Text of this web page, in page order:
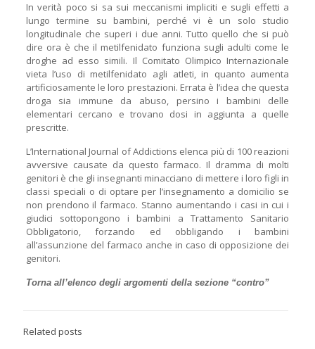
In verità poco si sa sui meccanismi impliciti e sugli effetti a
lungo termine su bambini, perché vi è un solo studio
longitudinale che superi i due anni. Tutto quello che si può
dire ora è che il metilfenidato funziona sugli adulti come le
droghe ad esso simili. Il Comitato Olimpico Internazionale
vieta l’uso di metilfenidato agli atleti, in quanto aumenta
artificiosamente le loro prestazioni. Errata è l’idea che questa
droga sia immune da abuso, persino i bambini delle
elementari cercano e trovano dosi in aggiunta a quelle
prescritte.
L’International Journal of Addictions elenca più di 100 reazioni
avversive causate da questo farmaco. Il dramma di molti
genitori è che gli insegnanti minacciano di mettere i loro figli in
classi speciali o di optare per l’insegnamento a domicilio se
non prendono il farmaco. Stanno aumentando i casi in cui i
giudici sottopongono i bambini a Trattamento Sanitario
Obbligatorio, forzando ed obbligando i bambini
all’assunzione del farmaco anche in caso di opposizione dei
genitori.
Torna all’elenco degli argomenti della sezione “contro”
Related posts